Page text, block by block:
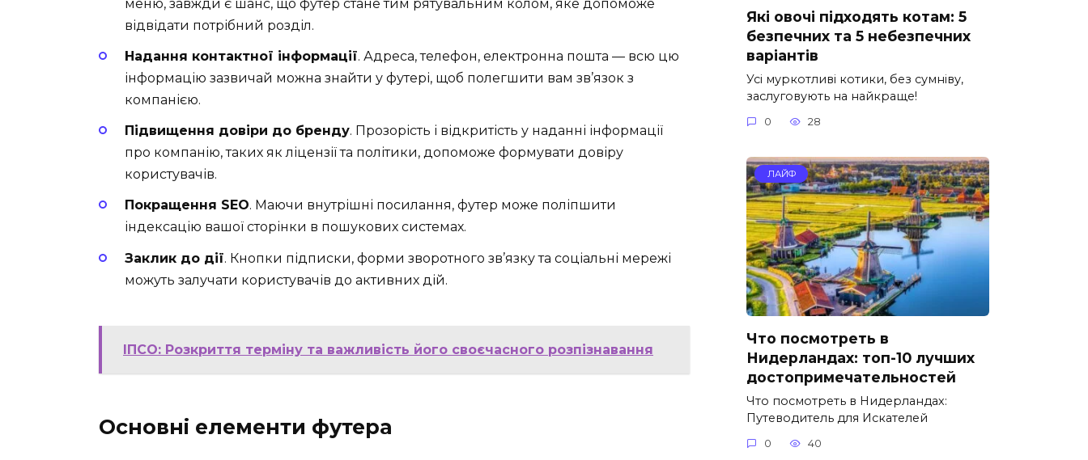
меню, завжди є шанс, що футер стане тим рятувальним колом, яке допоможе
відвідати потрібний розділ.
Надання контактної інформації. Адреса, телефон, електронна пошта — всю цю
інформацію зазвичай можна знайти у футері, щоб полегшити вам зв’язок з
компанією.
Підвищення довіри до бренду. Прозорість і відкритість у наданні інформації
про компанію, таких як ліцензії та політики, допоможе формувати довіру
користувачів.
Покращення SEO. Маючи внутрішні посилання, футер може поліпшити
індексацію вашої сторінки в пошукових системах.
Заклик до дії. Кнопки підписки, форми зворотного зв’язку та соціальні мережі
можуть залучати користувачів до активних дій.
ІПСО: Розкриття терміну та важливість його своєчасного розпізнавання
Основні елементи футера
Які овочі підходять котам: 5
безпечних та 5 небезпечних
варіантів
Усі муркотливі котики, без сумніву,
заслуговують на найкраще!
0 28
ЛАЙФ
Что посмотреть в
Нидерландах: топ-10 лучших
достопримечательностей
Что посмотреть в Нидерландах:
Путеводитель для Искателей
0 40